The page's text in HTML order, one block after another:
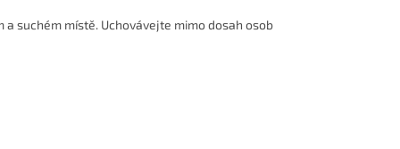
suchém místě. Uchovávejte mimo dosah osob